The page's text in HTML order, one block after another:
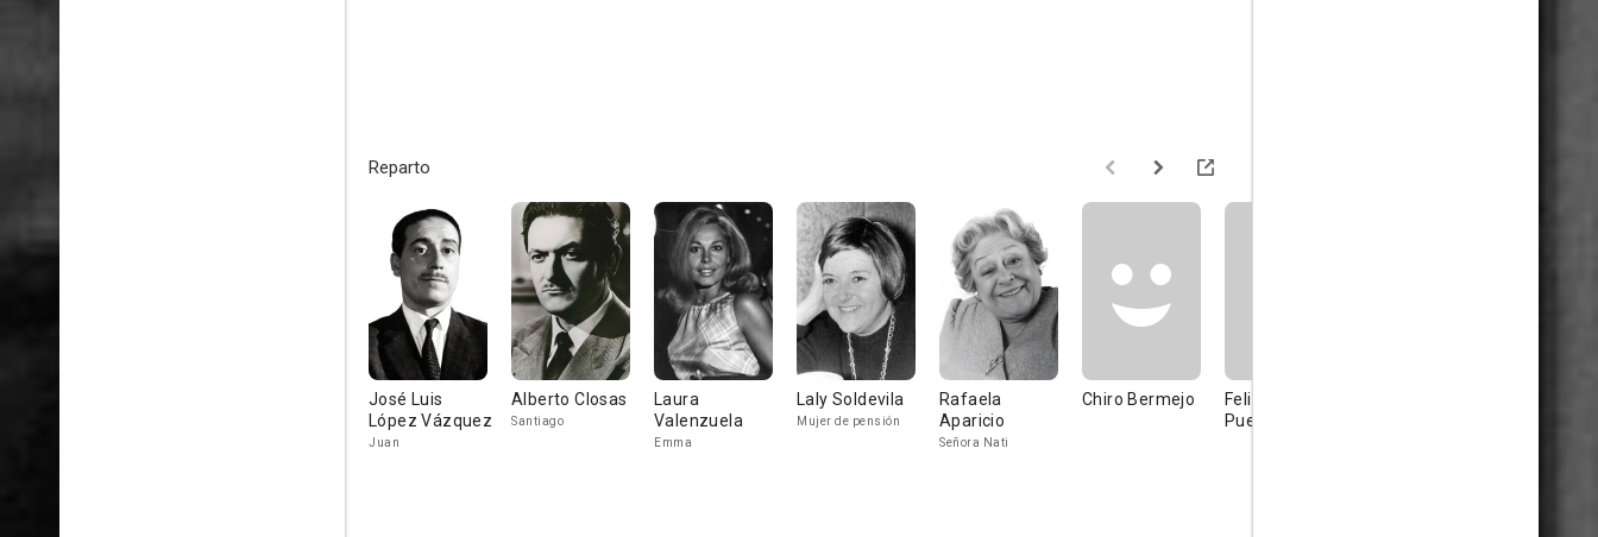
Reparto
José Luis
López Vázquez
Juan
Alberto Closas
Santiago
Laura
Valenzuela
Emma
Laly Soldevila
Mujer de pensión
Rafaela
Aparicio
Señora Nati
Chiro Bermejo
Felipe Martín
Puertas